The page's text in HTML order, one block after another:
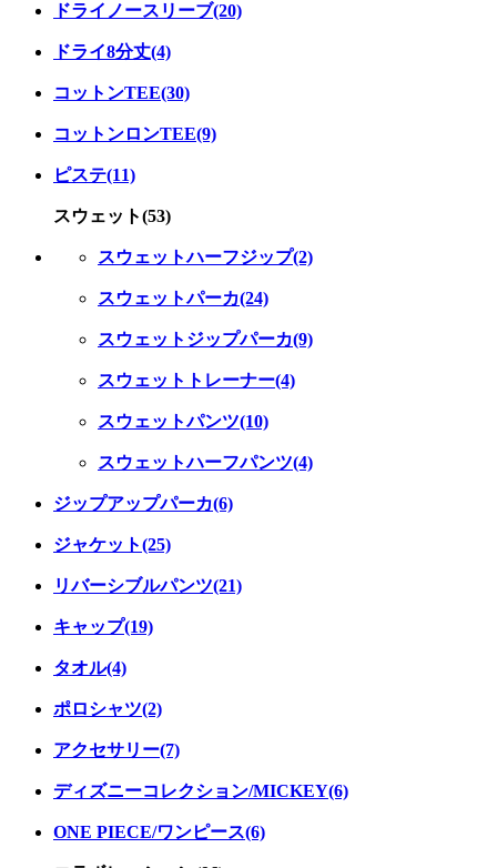
ドライノースリーブ(20)
ドライ8分丈(4)
コットンTEE(30)
コットンロンTEE(9)
ピステ(11)
スウェット(53)
スウェットハーフジップ(2)
スウェットパーカ(24)
スウェットジップパーカ(9)
スウェットトレーナー(4)
スウェットパンツ(10)
スウェットハーフパンツ(4)
ジップアップパーカ(6)
ジャケット(25)
リバーシブルパンツ(21)
キャップ(19)
タオル(4)
ポロシャツ(2)
アクセサリー(7)
ディズニーコレクション/MICKEY(6)
ONE PIECE/ワンピース(6)